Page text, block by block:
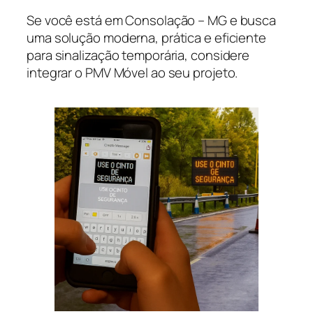
Se você está em Consolação – MG e busca
uma solução moderna, prática e eficiente
para sinalização temporária, considere
integrar o PMV Móvel ao seu projeto.